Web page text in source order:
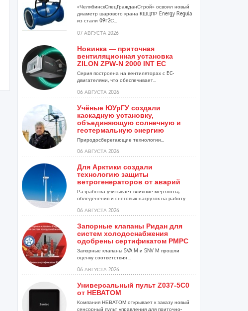
«ЧелябинскСпецГражданСтрой» освоил новый
диаметр шарового крана КШЦПР Energy Regula
из стали 09Г2С...
07 АВГУСТА 2026
Новинка — приточная
вентиляционная установка
ZILON ZPW-N 2000 INT EC
Серия построена на вентиляторах с EC-
двигателями, что обеспечивает...
06 АВГУСТА 2026
Учёные ЮУрГУ создали
каскадную установку,
объединяющую солнечную и
геотермальную энергию
Природосберегающие технологии...
06 АВГУСТА 2026
Для Арктики создали
технологию защиты
ветрогенераторов от аварий
Разработка учитывает влияние мерзлоты,
обледенения и снеговых нагрузок на работу
06 АВГУСТА 2026
Запорные клапаны Ридан для
систем холодоснабжения
одобрены сертификатом РМРС
Запорные клапаны SVA M и SNV M прошли
оценку соответствия ...
06 АВГУСТА 2026
Универсальный пульт Z037-5C0
от НЕВАТОМ
Компания НЕВАТОМ открывает к заказу новый
сенсорный пульт управления для приточно-